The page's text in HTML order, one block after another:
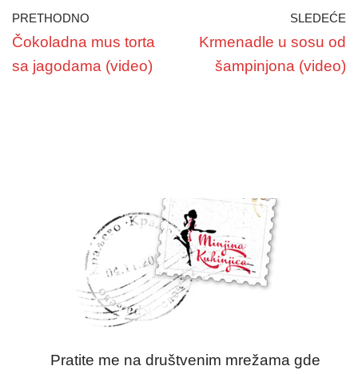
PRETHODNO
Čokoladna mus torta
sa jagodama (video)
SLEDEĆE
Krmenadle u sosu od
šampinjona (video)
Pratite me na društvenim mrežama gde